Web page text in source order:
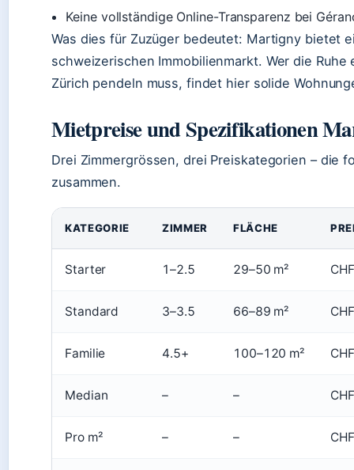
Keine vollständige Online-Transparenz bei
Was dies für Zuzüger bedeutet: Martigny bietet
schweizerischen Immobilienmarkt. Wer die
Zürich pendeln muss, findet hier solide
Mietpreise und Spezifikationen
Drei Zimmergrössen, drei Preiskategorien – die
zusammen.
KATEGORIE ZIMMER FLÄCHE
Starter 1–2.5 29–50 m²
Standard 3–3.5 66–89 m²
Familie 4.5+ 100–120 m²
Median – –
Pro m² – –